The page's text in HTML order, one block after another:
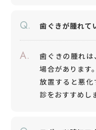
Q. 歯ぐきが腫れて
A.
歯ぐきの腫れ
場合があります。
放置すると悪
診をおすすめし